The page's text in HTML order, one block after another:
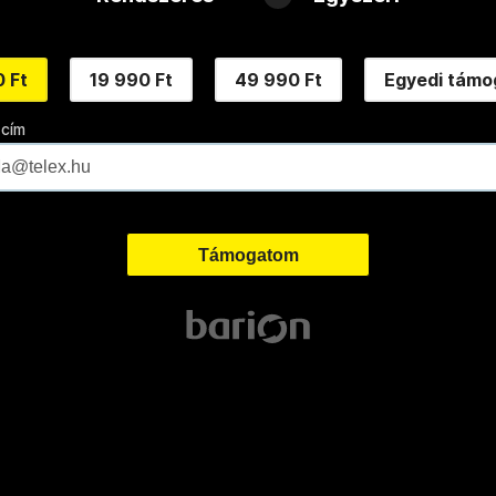
Ft 19 990 Ft 49 990 Ft Egyedi